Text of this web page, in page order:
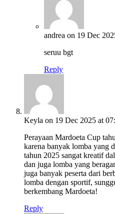
andrea on 19 Dec
seruu bgt
Reply
Keyla on 19 Dec 2025 at
Perayaan Mardoeta Cup
karena banyak lomba yang
tahun 2025 sangat kreatif
dan juga lomba yang
juga banyak peserta dari
lomba dengan sportif,
berkembang Mardoeta!
Reply